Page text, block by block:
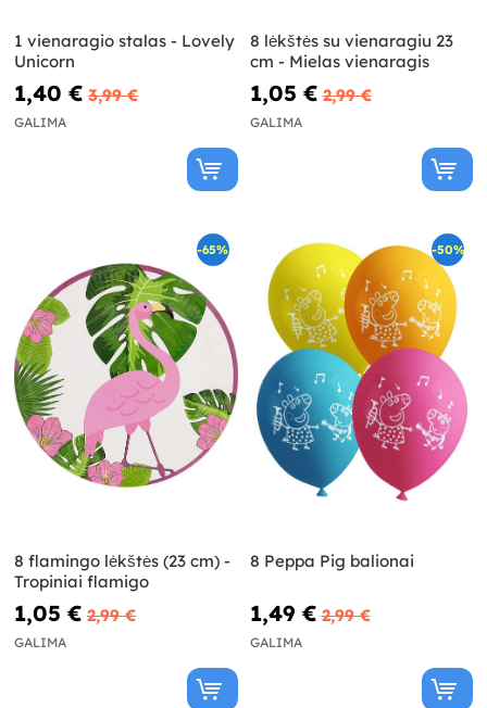
1 vienaragio stalas - Lovely
Unicorn
1,40 € 3,99 €
GALIMA
8 lėkštės su vienaragiu 23
cm - Mielas vienaragis
1,05 € 2,99 €
GALIMA
-65%
8 flamingo lėkštės (23 cm) -
Tropiniai flamigo
1,05 € 2,99 €
GALIMA
-50%
8 Peppa Pig balionai
1,49 € 2,99 €
GALIMA